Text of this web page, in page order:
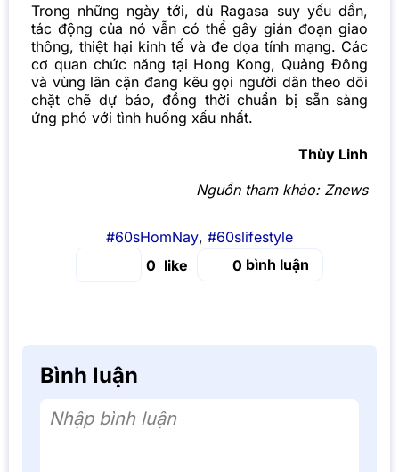
Trong những ngày tới, dù Ragasa suy yếu dần,
tác động của nó vẫn có thể gây gián đoạn giao
thông, thiệt hại kinh tế và đe dọa tính mạng. Các
cơ quan chức năng tại Hong Kong, Quảng Đông
và vùng lân cận đang kêu gọi người dân theo dõi
chặt chẽ dự báo, đồng thời chuẩn bị sẵn sàng
ứng phó với tình huống xấu nhất.
Thùy Linh
Nguồn tham khảo: Znews
#60sHomNay, #60slifestyle
0
0 bình luận
Bình luận
Nhập bình luận